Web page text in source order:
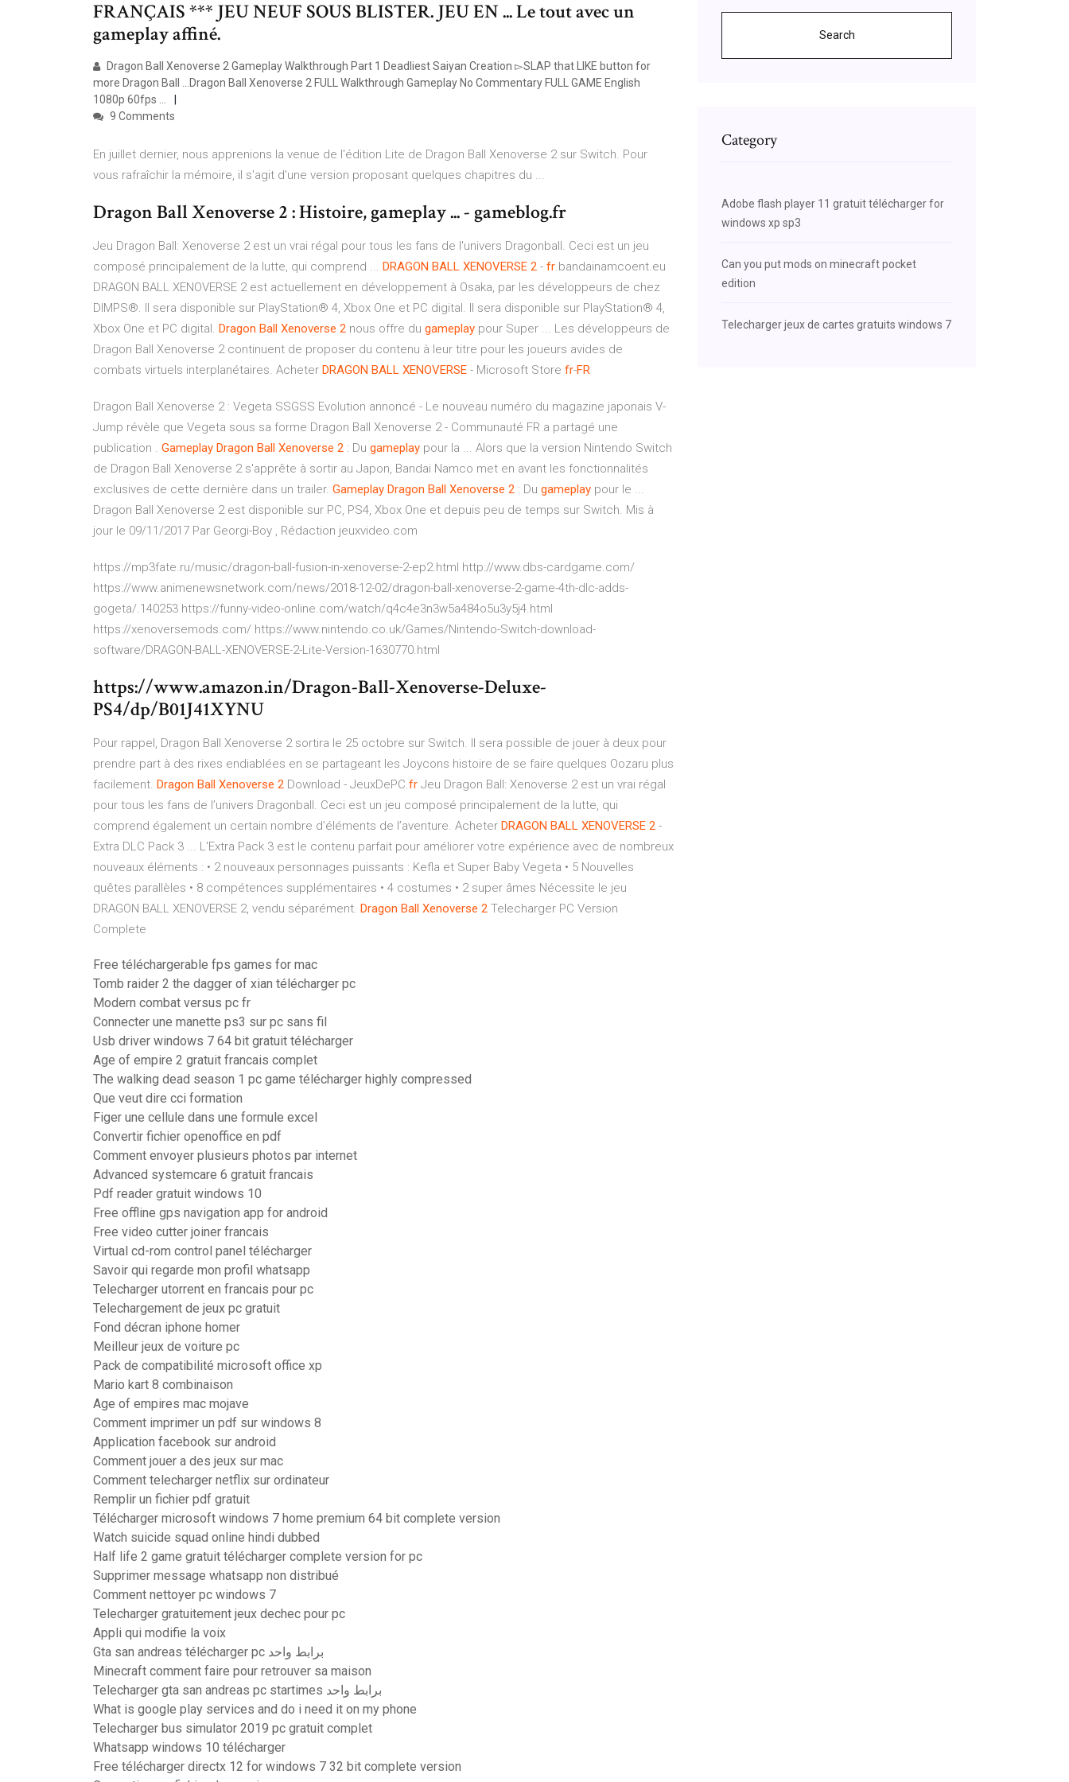
FRANÇAIS *** JEU NEUF SOUS BLISTER. JEU EN ... Le tout avec un
gameplay affiné.
Dragon Ball Xenoverse 2 Gameplay Walkthrough Part 1 Deadliest Saiyan Creation ▻SLAP that LIKE button for
more Dragon Ball ...Dragon Ball Xenoverse 2 FULL Walkthrough Gameplay No Commentary FULL GAME English
1080p 60fps ...
9 Comments
En juillet dernier, nous apprenions la venue de l'édition Lite de Dragon Ball Xenoverse 2 sur Switch. Pour
vous rafraîchir la mémoire, il s'agit d'une version proposant quelques chapitres du ...
Dragon Ball Xenoverse 2 : Histoire, gameplay ... - gameblog.fr
Jeu Dragon Ball: Xenoverse 2 est un vrai régal pour tous les fans de l'univers Dragonball. Ceci est un jeu
composé principalement de la lutte, qui comprend ... DRAGON BALL XENOVERSE 2 - fr.bandainamcoent.eu
DRAGON BALL XENOVERSE 2 est actuellement en développement à Osaka, par les développeurs de chez
DIMPS®. Il sera disponible sur PlayStation® 4, Xbox One et PC digital. Il sera disponible sur PlayStation® 4,
Xbox One et PC digital. Dragon Ball Xenoverse 2 nous offre du gameplay pour Super ... Les développeurs de
Dragon Ball Xenoverse 2 continuent de proposer du contenu à leur titre pour les joueurs avides de
combats virtuels interplanétaires. Acheter DRAGON BALL XENOVERSE - Microsoft Store fr-FR
Dragon Ball Xenoverse 2 : Vegeta SSGSS Evolution annoncé - Le nouveau numéro du magazine japonais V-
Jump révèle que Vegeta sous sa forme Dragon Ball Xenoverse 2 - Communauté FR a partagé une
publication . Gameplay Dragon Ball Xenoverse 2 : Du gameplay pour la ... Alors que la version Nintendo Switch
de Dragon Ball Xenoverse 2 s'apprête à sortir au Japon, Bandai Namco met en avant les fonctionnalités
exclusives de cette dernière dans un trailer. Gameplay Dragon Ball Xenoverse 2 : Du gameplay pour le ...
Dragon Ball Xenoverse 2 est disponible sur PC, PS4, Xbox One et depuis peu de temps sur Switch. Mis à
jour le 09/11/2017 Par Georgi-Boy , Rédaction jeuxvideo.com
https://mp3fate.ru/music/dragon-ball-fusion-in-xenoverse-2-ep2.html http://www.dbs-cardgame.com/
https://www.animenewsnetwork.com/news/2018-12-02/dragon-ball-xenoverse-2-game-4th-dlc-adds-
gogeta/.140253 https://funny-video-online.com/watch/q4c4e3n3w5a484o5u3y5j4.html
https://xenoversemods.com/ https://www.nintendo.co.uk/Games/Nintendo-Switch-download-
software/DRAGON-BALL-XENOVERSE-2-Lite-Version-1630770.html
https://www.amazon.in/Dragon-Ball-Xenoverse-Deluxe-
PS4/dp/B01J41XYNU
Pour rappel, Dragon Ball Xenoverse 2 sortira le 25 octobre sur Switch. Il sera possible de jouer à deux pour
prendre part à des rixes endiablées en se partageant les Joycons histoire de se faire quelques Oozaru plus
facilement. Dragon Ball Xenoverse 2 Download - JeuxDePC.fr Jeu Dragon Ball: Xenoverse 2 est un vrai régal
pour tous les fans de l’univers Dragonball. Ceci est un jeu composé principalement de la lutte, qui
comprend également un certain nombre d’éléments de l’aventure. Acheter DRAGON BALL XENOVERSE 2 -
Extra DLC Pack 3 ... L'Extra Pack 3 est le contenu parfait pour améliorer votre expérience avec de nombreux
nouveaux éléments : • 2 nouveaux personnages puissants : Kefla et Super Baby Vegeta • 5 Nouvelles
quêtes parallèles • 8 compétences supplémentaires • 4 costumes • 2 super âmes Nécessite le jeu
DRAGON BALL XENOVERSE 2, vendu séparément. Dragon Ball Xenoverse 2 Telecharger PC Version
Complete
Free téléchargerable fps games for mac
Tomb raider 2 the dagger of xian télécharger pc
Modern combat versus pc fr
Connecter une manette ps3 sur pc sans fil
Usb driver windows 7 64 bit gratuit télécharger
Age of empire 2 gratuit francais complet
The walking dead season 1 pc game télécharger highly compressed
Que veut dire cci formation
Figer une cellule dans une formule excel
Convertir fichier openoffice en pdf
Comment envoyer plusieurs photos par internet
Advanced systemcare 6 gratuit francais
Pdf reader gratuit windows 10
Free offline gps navigation app for android
Free video cutter joiner francais
Virtual cd-rom control panel télécharger
Savoir qui regarde mon profil whatsapp
Telecharger utorrent en francais pour pc
Telechargement de jeux pc gratuit
Fond décran iphone homer
Meilleur jeux de voiture pc
Pack de compatibilité microsoft office xp
Mario kart 8 combinaison
Age of empires mac mojave
Comment imprimer un pdf sur windows 8
Application facebook sur android
Comment jouer a des jeux sur mac
Comment telecharger netflix sur ordinateur
Remplir un fichier pdf gratuit
Télécharger microsoft windows 7 home premium 64 bit complete version
Watch suicide squad online hindi dubbed
Half life 2 game gratuit télécharger complete version for pc
Supprimer message whatsapp non distribué
Comment nettoyer pc windows 7
Telecharger gratuitement jeux dechec pour pc
Appli qui modifie la voix
Gta san andreas télécharger pc برابط واحد
Minecraft comment faire pour retrouver sa maison
Telecharger gta san andreas pc startimes برابط واحد
What is google play services and do i need it on my phone
Telecharger bus simulator 2019 pc gratuit complet
Whatsapp windows 10 télécharger
Free télécharger directx 12 for windows 7 32 bit complete version
Search
Category
Adobe flash player 11 gratuit télécharger for
windows xp sp3
Can you put mods on minecraft pocket
edition
Telecharger jeux de cartes gratuits windows 7